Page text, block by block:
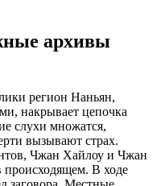
архивы
регион Наньян,
накрывает цепочка
слухи множатся,
вызывают страх.
Чжан Хайлоу и Чжан
происходящем. В ходе